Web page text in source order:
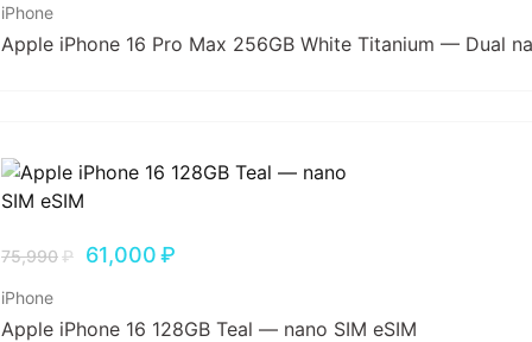
iPhone
Apple iPhone 16 Pro Max 256GB White Titanium — Dual
75,990₽ 61,000₽
iPhone
Apple iPhone 16 128GB Teal — nano SIM eSIM